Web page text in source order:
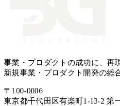
事業・プロダクトの成功に、再
新規事業・プロダクト開発の総
〒 100-0006
東京都千代田区有楽町1-13-2 第